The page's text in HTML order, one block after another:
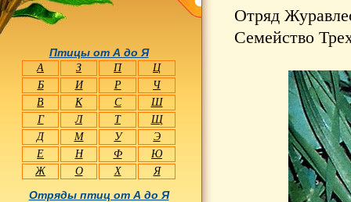
Отряд
Семейство
Птицы от А до Я
А З П
Ц
Б
И Р
Ч
В
К С
Ш
Г
Л Т
Щ
Д
М У
Э
Е
Н Ф
Ю
Ж
О Х Я
Отряды птиц от А до Я